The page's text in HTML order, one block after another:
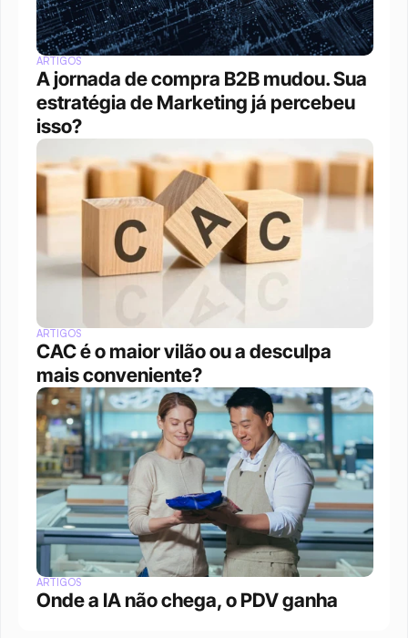
ARTIGOS
A jornada de compra B2B mudou. Sua
estratégia de Marketing já percebeu
isso?
ARTIGOS
CAC é o maior vilão ou a desculpa
mais conveniente?
ARTIGOS
Onde a IA não chega, o PDV ganha